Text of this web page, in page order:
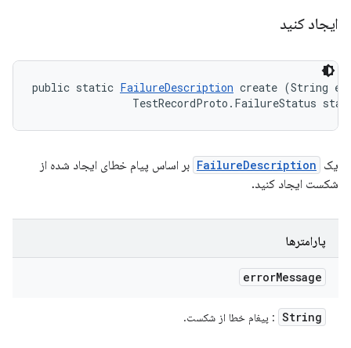
ایجاد کنید
public static FailureDescription create (String
TestRecordProto.FailureStatus
یک FailureDescription بر اساس پیام خطای ایجاد شده از
شکست ایجاد کنید.
پارامترها
errorMessage
String : پیغام خطا از شکست.